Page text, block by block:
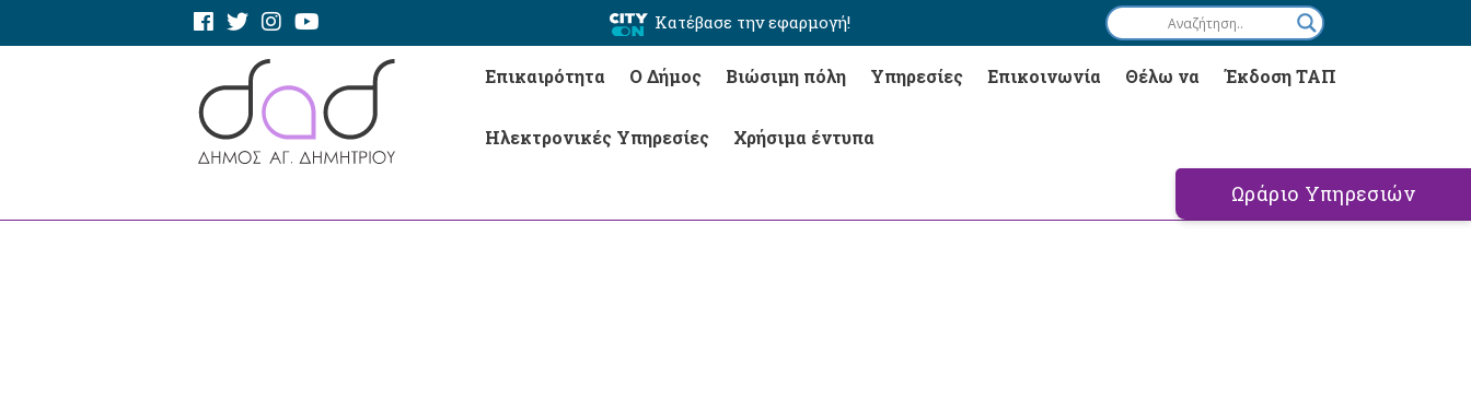
Κατέβασε την εφαρμογή!
Επικαιρότητα Ο Δήμος Βιώσιμη πόλη Υπηρεσίες Επικοινωνία Θέλω να Έκδοση ΤΑΠ
Ηλεκτρονικές Υπηρεσίες Χρήσιμα έντυπα
Ωράριο Υπηρεσιών